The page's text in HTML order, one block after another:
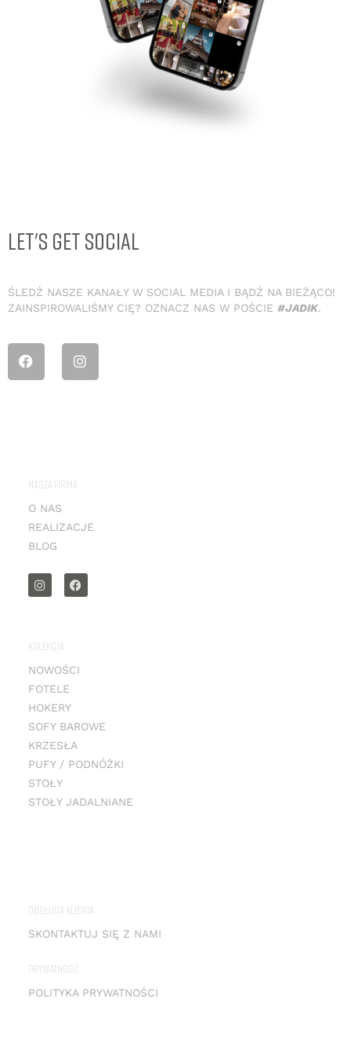
LET'S GET SOCIAL
ŚLEDŹ NASZE KANAŁY W SOCIAL MEDIA I BĄDŹ NA BIEŻĄCO!
ZAINSPIROWALIŚMY CIĘ? OZNACZ NAS W POŚCIE #JADIK.
NASZA FIRMA
O NAS
REALIZACJE
BLOG
KOLEKCJA
NOWOŚCI
FOTELE
HOKERY
SOFY BAROWE
KRZESŁA
PUFY / PODNÓŻKI
STOŁY
STOŁY JADALNIANE
OBSŁUGA KLIENTA
SKONTAKTUJ SIĘ Z NAMI
PRYWATNOŚĆ
POLITYKA PRYWATNOŚCI